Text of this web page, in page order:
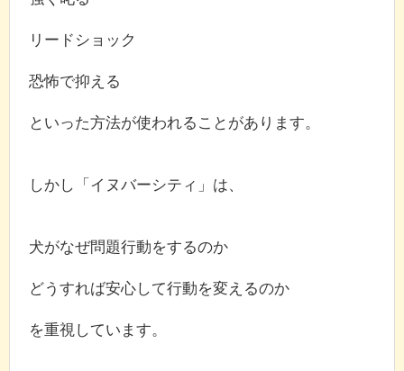
リードショック
恐怖で抑える
といった方法が使われることがあります。
しかし「イヌバーシティ」は、
犬がなぜ問題行動をするのか
どうすれば安心して行動を変えるのか
を重視しています。